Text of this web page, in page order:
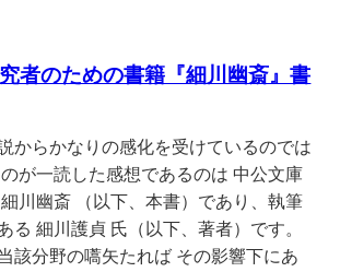
者のための書籍『細川幽斎』書
からかなりの感化を受けているのでは
が一読した感想であるのは 中公文庫
川幽斎 （以下、本書）であり、執筆
る 細川護貞 氏（以下、著者）です。
該分野の嚆矢たれば その影響下にあ